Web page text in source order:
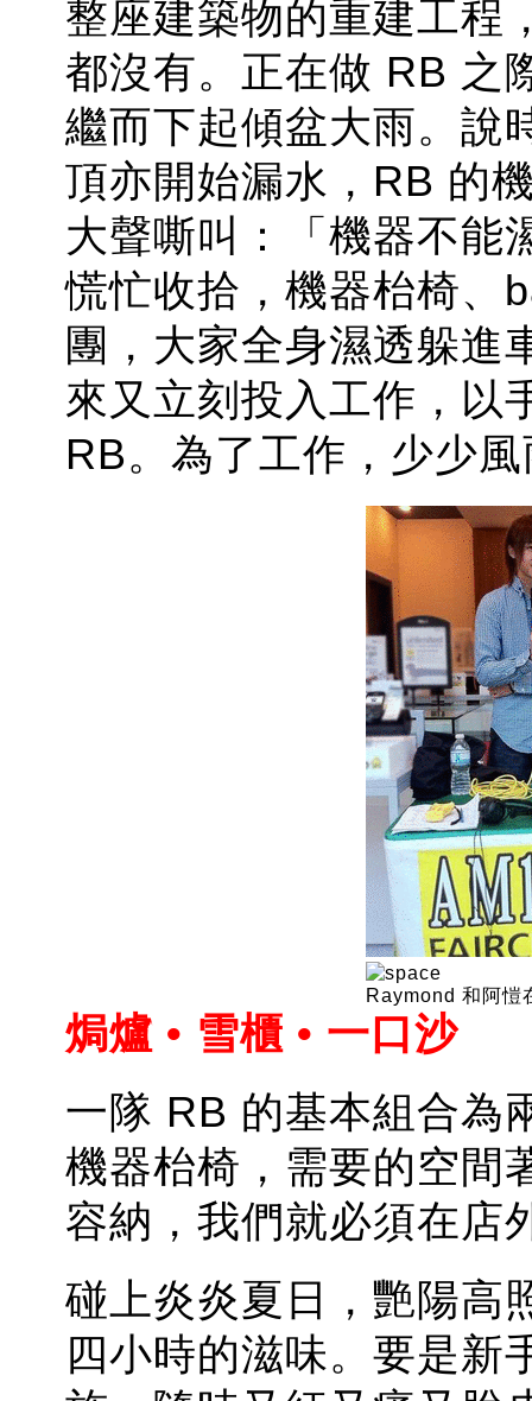
整座建築物的重建工程
都沒有。正在做 RB 之
繼而下起傾盆大雨。說
頂亦開始漏水，RB 的
大聲嘶叫：「機器不能
慌忙收拾，機器枱椅、
團，大家全身濕透躲進
來又立刻投入工作，以
RB。為了工作，少少
Raymond 和阿愷
焗爐 • 雪櫃 • 一口沙
一隊 RB 的基本組合為
機器枱椅，需要的空間
容納，我們就必須在店
碰上炎炎夏日，艷陽高
四小時的滋味。要是新